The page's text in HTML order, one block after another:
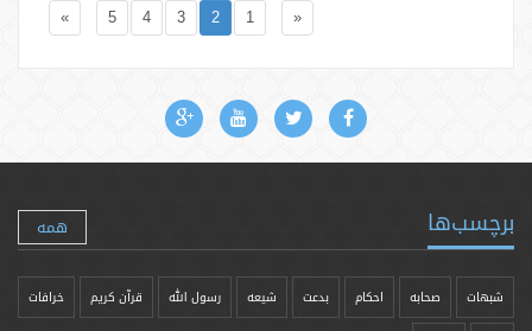
«
1
2
3
4
5
»
برچسب‌ها همه
شبهات صحابه احکام بدعت شیعه رسول الله قرآن کریم خرافات